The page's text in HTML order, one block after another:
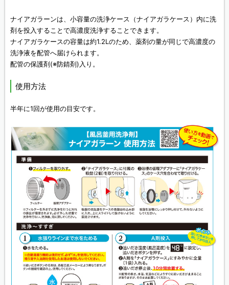
ナイアガラーンは、小容量の洗浄ケース（ナイアガラケース）内に洗
剤を投入することで高濃度洗浄することできます。
ナイアガラケースの容量は約1.2Lのため、薬剤の量が同じで高濃度の
洗浄液を配管へ届けられます。
配管の保護剤(※防錆剤)入り。
使用方法
半年に1回が使用の目安です。